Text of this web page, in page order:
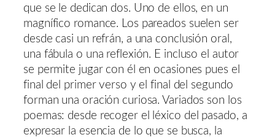
que se le dedican dos. Uno de ellos, en un
magnífico romance. Los pareados suelen ser
desde casi un refrán, a una conclusión oral,
una fábula o una reflexión. E incluso el autor
se permite jugar con él en ocasiones pues el
final del primer verso y el final del segundo
forman una oración curiosa. Variados son los
poemas: desde recoger el léxico del pasado, a
expresar la esencia de lo que se busca, la